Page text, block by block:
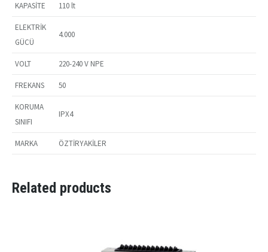
KAPASİTE 110 lt
ELEKTRİK
GÜCÜ
4.000
VOLT 220-240 V NPE
FREKANS 50
KORUMA
SINIFI
IPX4
MARKA ÖZTİRYAKİLER
Related products